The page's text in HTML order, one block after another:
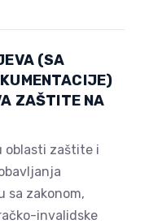
(SA
ZAŠTITE NA
oblasti zaštite i
sa zakonom,
invalidske